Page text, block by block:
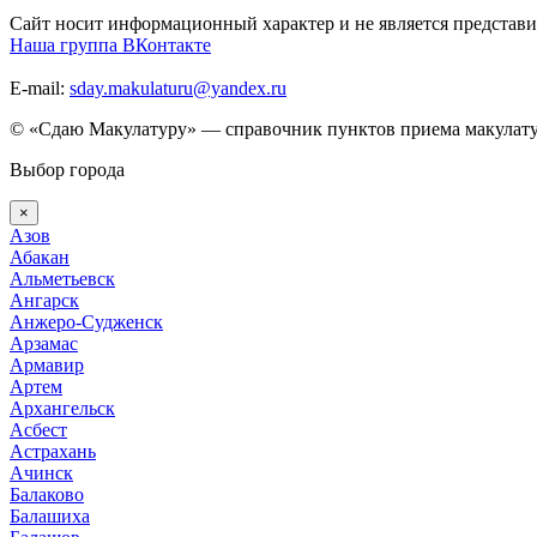
Сайт носит информационный характер и не является
Наша группа ВКонтакте
E-mail: sday.makulaturu@yandex.ru
© «Сдаю Макулатуру» — справочник пунктов приема
Выбор города
×
Азов
Абакан
Альметьевск
Ангарск
Анжеро-Судженск
Арзамас
Армавир
Артем
Архангельск
Асбест
Астрахань
Ачинск
Балаково
Балашиха